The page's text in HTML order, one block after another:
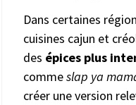
Dans certaines
cuisines cajun et
des épices plus
commeslap ya
créer une version